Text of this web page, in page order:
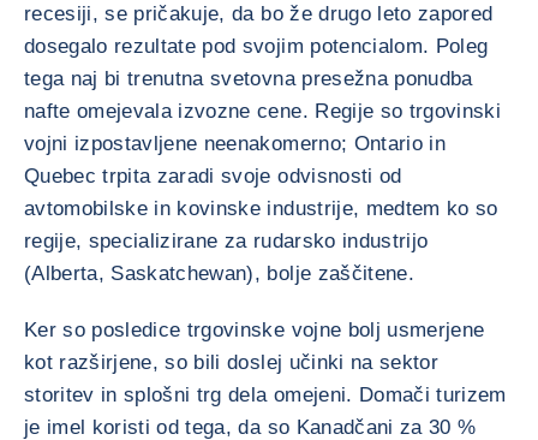
recesiji, se pričakuje, da bo že drugo leto zapored
dosegalo rezultate pod svojim potencialom. Poleg
tega naj bi trenutna svetovna presežna ponudba
nafte omejevala izvozne cene. Regije so trgovinski
vojni izpostavljene neenakomerno; Ontario in
Quebec trpita zaradi svoje odvisnosti od
avtomobilske in kovinske industrije, medtem ko so
regije, specializirane za rudarsko industrijo
(Alberta, Saskatchewan), bolje zaščitene.
Ker so posledice trgovinske vojne bolj usmerjene
kot razširjene, so bili doslej učinki na sektor
storitev in splošni trg dela omejeni. Domači turizem
je imel koristi od tega, da so Kanadčani za 30 %